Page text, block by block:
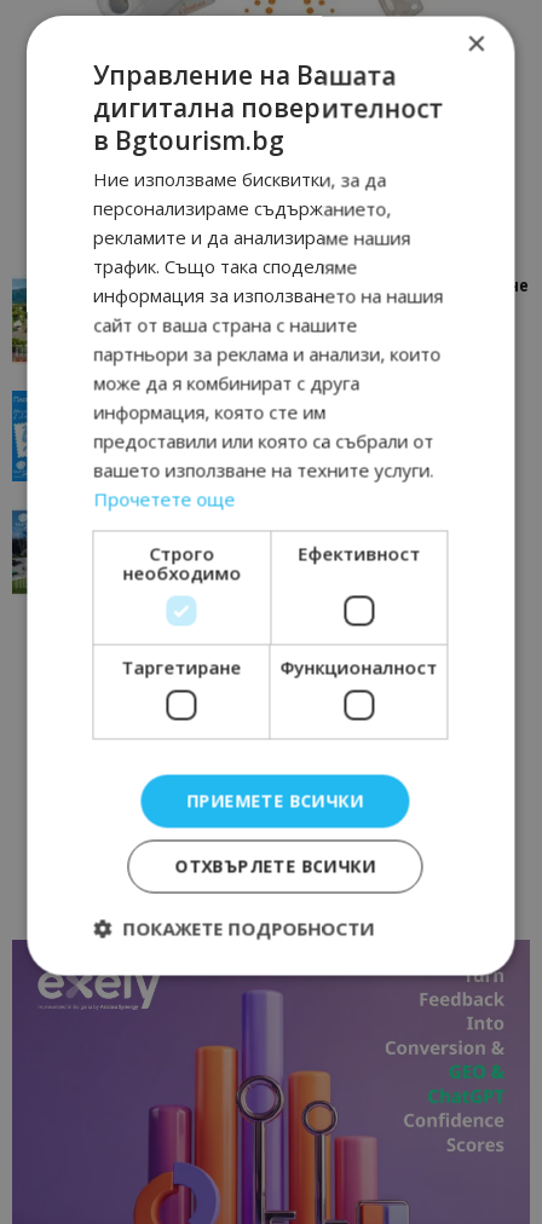
“Пощенска картичка от…”: Петрич – Изживяване
отвъд очакваното
11/07/2026 11:22
“Пощенска картичка от…”: Пловдив, градът на
всички времена
23/06/2026 10:00
Перник 17/06/2026 09:01
×
Управление на Вашата
дигитална поверителност
в Bgtourism.bg
Ние използваме бисквитки, за да
персонализираме съдържанието,
рекламите и да анализираме нашия
трафик. Също така споделяме
информация за използването на нашия
сайт от ваша страна с нашите
партньори за реклама и анализи, които
може да я комбинират с друга
информация, която сте им
предоставили или която са събрали от
вашето използване на техните услуги.
Прочетете още
Строго
необходимо
Ефективност
Таргетиране Функционалност
ПРИЕМЕТЕ ВСИЧКИ
ОТХВЪРЛЕТЕ ВСИЧКИ
ПОКАЖЕТЕ ПОДРОБНОСТИ
Функционалност
Строго необходимите бисквитки позволяват
основната функционалност на уебсайта, като
потребителско влизане и управление на
акаунта. Уебсайтът не може да се използва
правилно без строго необходими бисквитки.
Доставчик